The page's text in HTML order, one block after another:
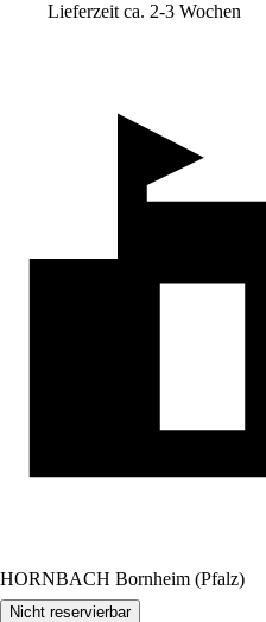
Lieferzeit ca. 2-3 Wochen
HORNBACH Bornheim (Pfalz)
Nicht reservierbar